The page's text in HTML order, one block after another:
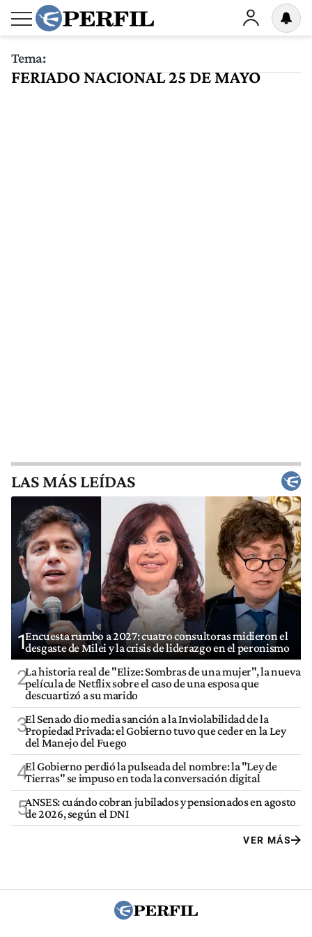
Tema:
FERIADO NACIONAL 25 DE MAYO
LAS MÁS LEÍDAS
1Encuesta rumbo a 2027: cuatro consultoras midieron el
desgaste de Milei y la crisis de liderazgo en el peronismo
2La historia real de "Elize: Sombras de una mujer", la nueva
película de Netflix sobre el caso de una esposa que
descuartizó a su marido
3El Senado dio media sanción a la Inviolabilidad de la
Propiedad Privada: el Gobierno tuvo que ceder en la Ley
del Manejo del Fuego
4El Gobierno perdió la pulseada del nombre: la "Ley de
Tierras" se impuso en toda la conversación digital
5ANSES: cuándo cobran jubilados y pensionados en agosto
de 2026, según el DNI
VER MÁS